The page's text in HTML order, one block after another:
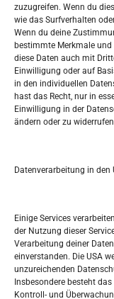
zuzugreifen. Wenn du
wie das Surfverhalten
Wenn du deine
bestimmte Merkmale
diese Daten auch mit
Einwilligung oder auf
in den individuellen
hast das Recht, nur in
Einwilligung in der
ändern oder zu
Datenverarbeitung in den
Einige Services
der Nutzung dieser
Verarbeitung deiner
einverstanden. Die USA
unzureichenden
Insbesondere besteht
Kontroll- und
Tko je
Pretražite
S
e
a
h
M D
2 3
9 10